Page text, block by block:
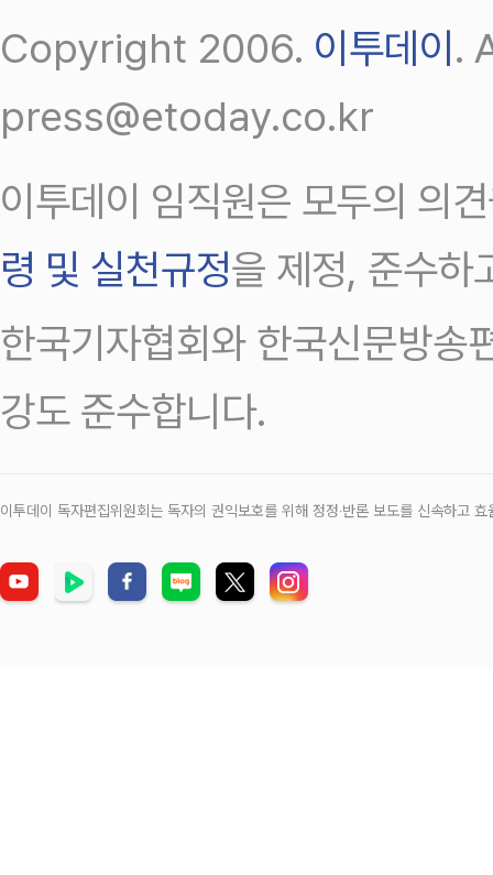
Copyright 2006. 이투데이.
press@etoday.co.kr
이투데이 임직원은 모두의 의
령 및 실천규정을 제정, 준수하
한국기자협회와 한국신문방송
강도 준수합니다.
이투데이 독자편집위원회는 독자의 권익보호를 위해 정정‧반론 보도를 신속하고